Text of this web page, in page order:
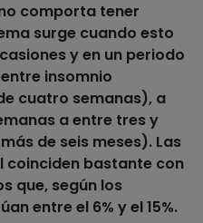
comporta tener
surge cuando esto
y en un periodo
insomnio
cuatro semanas), a
a entre tres y
de seis meses). Las
coinciden bastante con
que, según los
entre el 6% y el 15%.